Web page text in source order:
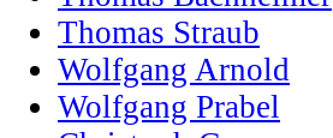
Thomas Straub
Wolfgang Arnold
Wolfgang Prabel